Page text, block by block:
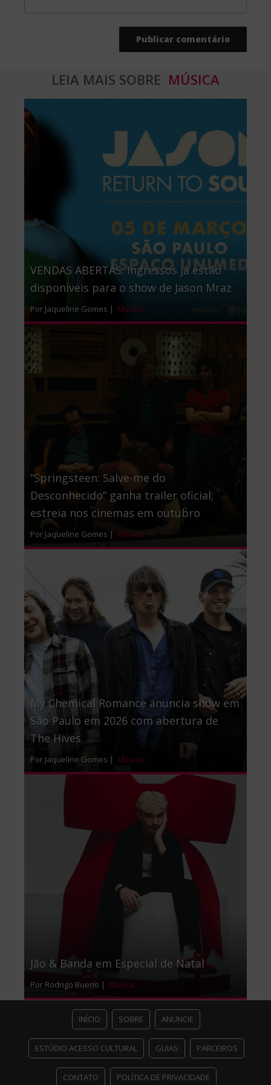
LEIA MAIS SOBRE MÚSICA
VENDAS ABERTAS: Ingressos já estão
disponíveis para o show de Jason Mraz
Por Jaqueline Gomes | Música
“Springsteen: Salve-me do
Desconhecido” ganha trailer oficial;
estreia nos cinemas em outubro
Por Jaqueline Gomes | Música
My Chemical Romance anuncia show em
São Paulo em 2026 com abertura de
The Hives
Por Jaqueline Gomes | Música
Jão & Banda em Especial de Natal
Por Rodrigo Bueno | Música
INÍCIO SOBRE ANUNCIE
ESTÚDIO ACESSO CULTURAL GUIAS PARCEIROS
CONTATO POLÍTICA DE PRIVACIDADE